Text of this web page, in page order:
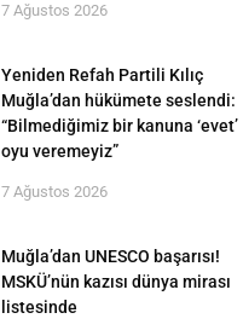
7 Ağustos 2026
Yeniden Refah Partili Kılıç
Muğla’dan hükümete seslendi:
“Bilmediğimiz bir kanuna ‘evet’
oyu veremeyiz”
7 Ağustos 2026
Muğla’dan UNESCO başarısı!
MSKÜ’nün kazısı dünya mirası
listesinde